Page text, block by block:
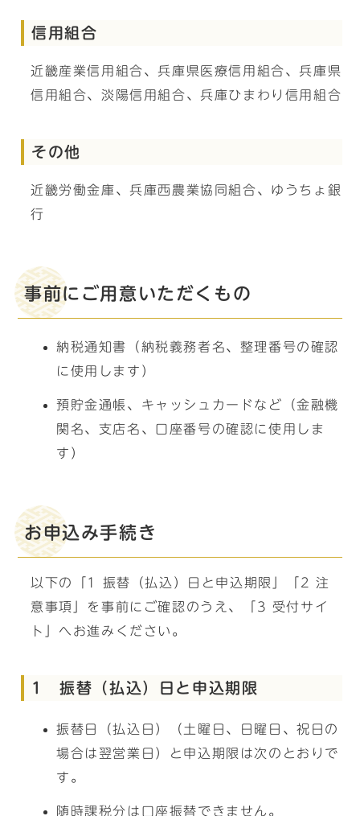
信用組合
近畿産業信用組合、兵庫県医療信用組合、兵庫県
信用組合、淡陽信用組合、兵庫ひまわり信用組合
その他
近畿労働金庫、兵庫西農業協同組合、ゆうちょ銀
行
事前にご用意いただくもの
納税通知書（納税義務者名、整理番号の確認
に使用します）
預貯金通帳、キャッシュカードなど（金融機
関名、支店名、口座番号の確認に使用しま
す）
お申込み手続き
以下の「1 振替（払込）日と申込期限」「2 注
意事項」を事前にご確認のうえ、「3 受付サイ
ト」へお進みください。
1 振替（払込）日と申込期限
振替日（払込日）（土曜日、日曜日、祝日の
場合は翌営業日）と申込期限は次のとおりで
す。
随時課税分は口座振替できません。